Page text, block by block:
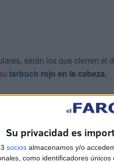
Su privacidad es
socios almacenamos y/o
como identificadores
serán los que cierren el
tarbuch rojo en la cabeza.
todos los integrantes